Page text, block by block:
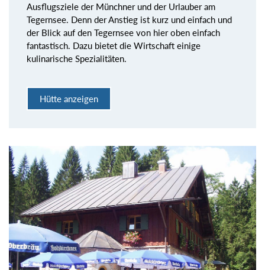
Ausflugsziele der Münchner und der Urlauber am
Tegernsee. Denn der Anstieg ist kurz und einfach und
der Blick auf den Tegernsee von hier oben einfach
fantastisch. Dazu bietet die Wirtschaft einige
kulinarische Spezialitäten.
Hütte anzeigen